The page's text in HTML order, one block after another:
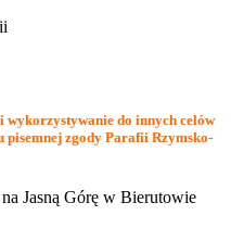
wykorzystywanie do innych celów
pisemnej zgody Parafii Rzymsko-
Jasną Górę w Bierutowie